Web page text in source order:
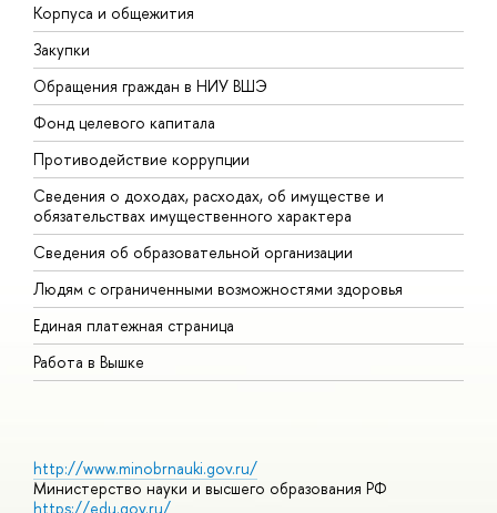
Корпуса и общежития
Закупки
Обращения граждан в НИУ ВШЭ
Фонд целевого капитала
Противодействие коррупции
Сведения о доходах, расходах, об имуществе и
обязательствах имущественного характера
Сведения об образовательной организации
Людям с ограниченными возможностями здоровья
Единая платежная страница
Работа в Вышке
http://www.minobrnauki.gov.ru/
Министерство науки и высшего образования РФ
https://edu.gov.ru/